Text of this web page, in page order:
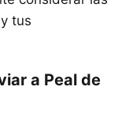
tus
a Peal de